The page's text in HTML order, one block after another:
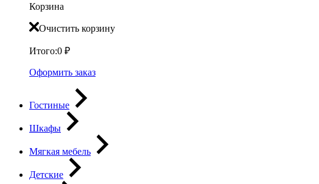
Корзина
Очистить корзину
Итого:0 ₽
Оформить заказ
Гостиные
Шкафы
Мягкая мебель
Детские